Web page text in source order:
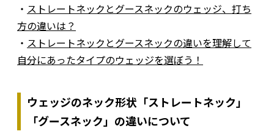
・ ストレートネックとグースネックのウェッジ、打ち
方の違いは？
・ ストレートネックとグースネックの違いを理解して
自分にあったタイプのウェッジを選ぼう！
ウェッジのネック形状「ストレートネック」
「グースネック」の違いについて